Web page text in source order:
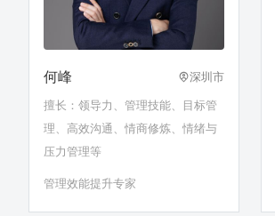
何峰 深圳市
擅长：领导力、管理技能、目标管
理、高效沟通、情商修炼、情绪与
压力管理等
管理效能提升专家